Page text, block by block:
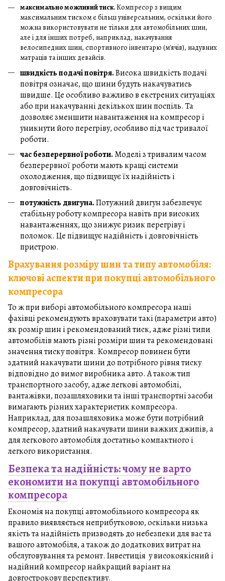
максимально можливий тиск.Компресор з вищим
максимальним тиском є більш універсальним, оскільки його
можна використовувати не тільки для автомобільних шин,
але і для інших потреб, наприклад, накачування
велосипедних шин, спортивного інвентарю (м'ячів), надувних
матраців та інших девайсів.
швидкість подачі повітря.Висока швидкість подачі
повітря означає, що шини будуть накачуватись
швидше. Це особливо важливо в екстрених ситуаціях
або при накачуванні декількох шин поспіль. Та
дозволяє зменшити навантаження на компресор і
уникнути його перегріву, особливо під час тривалої
роботи.
час безперервної роботи. Моделі з тривалим часом
безперервної роботи мають кращі системи
охолодження, що підвищує їх надійність і
довговічність.
потужність двигуна.Потужний двигун забезпечує
стабільну роботу компресора навіть при високих
навантаженнях, що знижує ризик перегріву і
поломок. Це підвищує надійність і довговічність
пристрою.
Врахування розміру шин та типу автомобіля:
ключові аспекти при покупці автомобільного
компресора
То ж при виборі автомобільного компресора наші
фахівці рекомендують враховувати такі (параметри авто)
як розмір шин і рекомендований тиск, адже різні типи
автомобілів мають різні розміри шин та рекомендовані
значення тиску повітря. Компресор повинен бути
здатний накачувати шини до потрібного рівня тиску
відповідно до вимог виробника авто. А також тип
транспортного засобу, адже легкові автомобілі,
вантажівки, позашляховики та інші транспортні засоби
вимагають різних характеристик компресора.
Наприклад, для позашляховика може бути потрібний
компресор, здатний накачувати шини важких джипів, а
для легкового автомобіля достатньо компактного і
легкого використання.
Безпека та надійність: чому не варто
економити на покупці автомобільного
компресора
Економія на покупці автомобільного компресора як
правило виявляється неприбутковою, оскільки низька
якість та надійність призводять до небезпеки для вас та
вашого автомобіля, а також до додаткових витрат на
обслуговування та ремонт. Інвестиція у високоякісний і
надійний компресор найкращий варіант на
довгострокову перспективу.